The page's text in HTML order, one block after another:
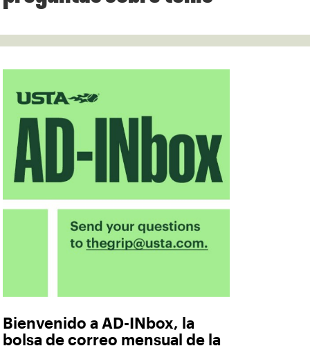
Bienvenido a AD-INbox, la
bolsa de correo mensual de la